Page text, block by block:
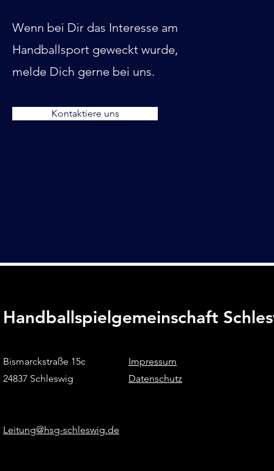
Wenn bei Dir das Interesse am
Handballsport geweckt wurde,
melde Dich gerne bei uns.
Kontaktiere uns
Handballspielgemeinschaft
Bismarckstraße 15c
24837 Schleswig
Leitung@hsg-schleswig.de
Impressum
Datenschutz